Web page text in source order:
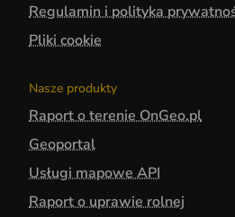
Regulamin i polityka
Pliki cookie
Nasze produkty
Raport o terenie OnGeo.pl
Geoportal
Usługi mapowe API
Raport o uprawie rolnej